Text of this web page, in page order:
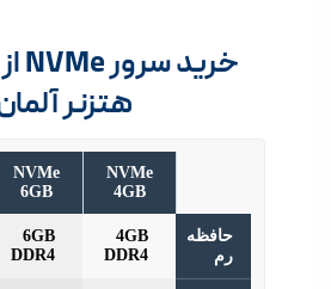
خرید سرور NVMe از دیتاسنتر
هتزنر آلمان
NVMe
8GB
NVMe
6GB
8GB
DDR4
6GB
DDR4
4GB
DDR4